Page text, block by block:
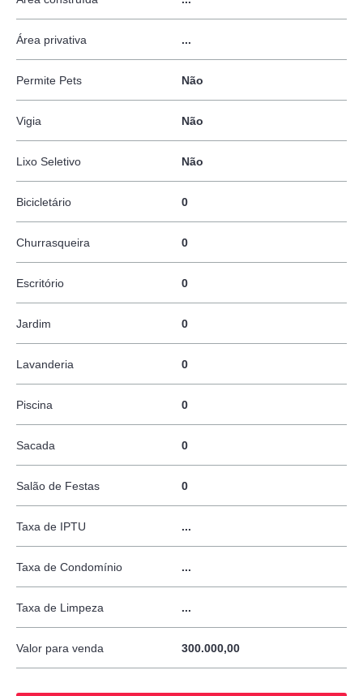
Área privativa ...
Permite Pets Não
Vigia Não
Lixo Seletivo Não
Bicicletário 0
Churrasqueira 0
Escritório 0
Jardim 0
Lavanderia 0
Piscina 0
Sacada 0
Salão de Festas 0
Taxa de IPTU ...
Taxa de Condomínio ...
Taxa de Limpeza ...
Valor para venda 300.000,00